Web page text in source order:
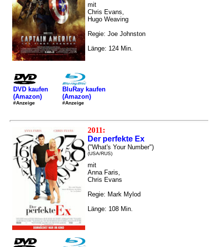
mit
Chris Evans,
Hugo Weaving
Regie: Joe Johnston
Länge: 124 Min.
DVD kaufen
(Amazon)
#Anzeige
BluRay kaufen
(Amazon)
#Anzeige
2011:
Der perfekte Ex
("What's Your Number")
(USA/RUS)
mit
Anna Faris,
Chris Evans
Regie: Mark Mylod
Länge: 108 Min.